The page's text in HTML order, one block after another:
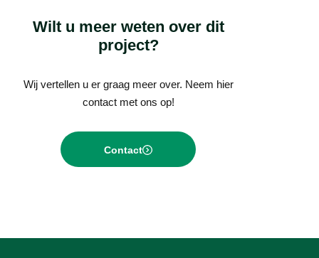
Wilt u meer weten over dit
project?
Wij vertellen u er graag meer over. Neem hier
contact met ons op!
Contact